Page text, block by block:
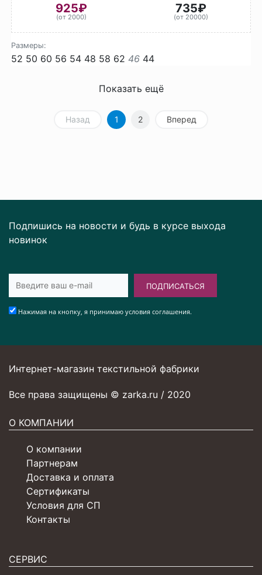
925₽
(от 2000)
735₽
(от 20000)
Размеры:
52 50 60 56 54 48 58 62 46 44
Показать ещё
Назад 1 2 Вперед
Подпишись на новости и будь в курсе выхода
новинок
ПОДПИСАТЬСЯ
Нажимая на кнопку, я принимаю условия соглашения.
Интернет-магазин текстильной фабрики
Все права защищены © zarka.ru / 2020
О КОМПАНИИ
О компании
Партнерам
Доставка и оплата
Сертификаты
Условия для СП
Контакты
СЕРВИС